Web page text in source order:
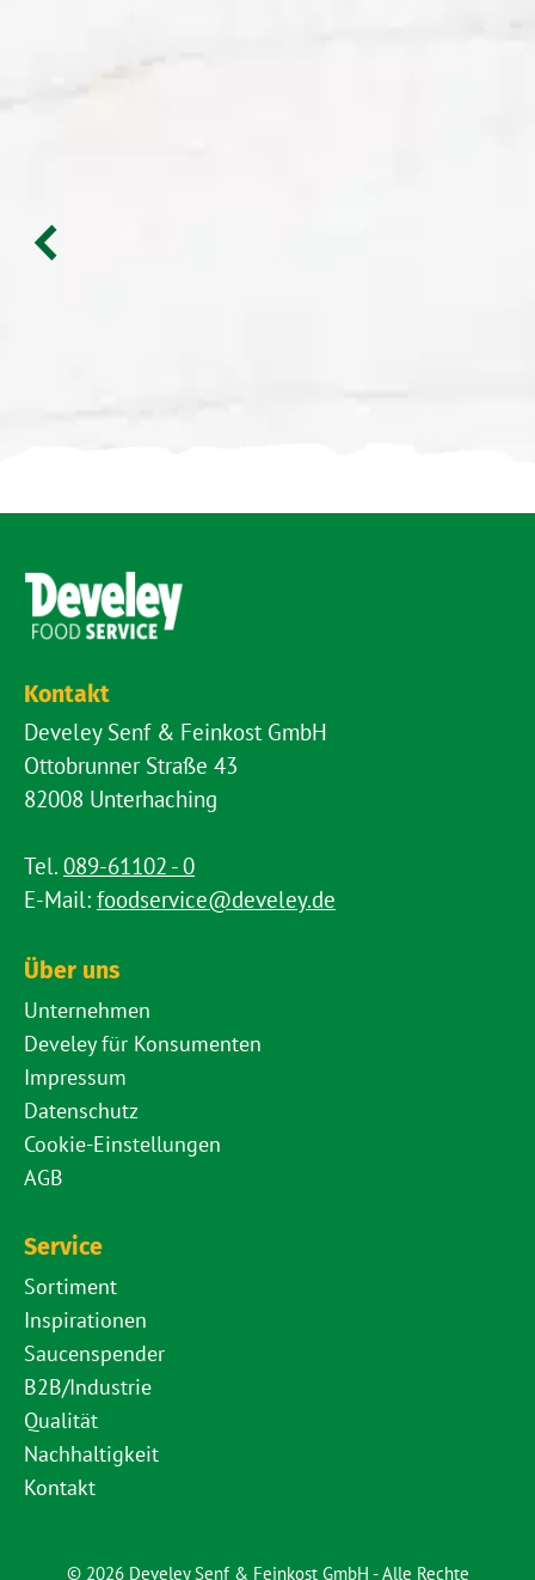
Kontakt
Develey Senf & Feinkost GmbH
Ottobrunner Straße 43
82008 Unterhaching
Tel. 089-61102 - 0
E-Mail: foodservice@develey.de
Über uns
Unternehmen
Develey für Konsumenten
Impressum
Datenschutz
Cookie-Einstellungen
AGB
Service
Sortiment
Inspirationen
Saucenspender
B2B/Industrie
Qualität
Nachhaltigkeit
Kontakt
© 2026 Develey Senf & Feinkost GmbH - Alle Rechte